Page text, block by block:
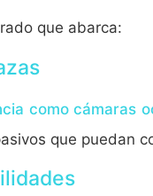
que abarca:
como cámaras
que puedan